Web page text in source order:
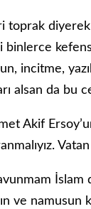
toprak
binlerce
incitme,
alsan da bu
Akif
İslam
ve namusun